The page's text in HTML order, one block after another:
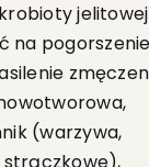
jelitowej
na pogorszenie
(warzywa,